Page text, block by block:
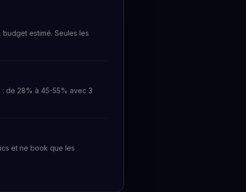
estimé. Seules les
de 28% à 45-55% avec 3
et ne book que les